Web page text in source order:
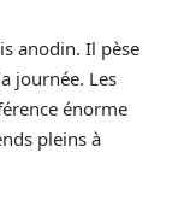
anodin. Il pèse
journée. Les
énorme
pleins à